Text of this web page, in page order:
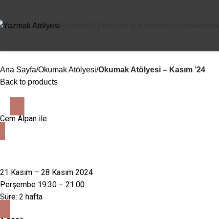
Ana Sayfa Okumak Atölyesi Okumak Atölyesi – Kasım ’24
Back to products
Cem Alpan ile
21 Kasım – 28 Kasım 2024
Perşembe 19:30 – 21:00
Süre: 2 hafta